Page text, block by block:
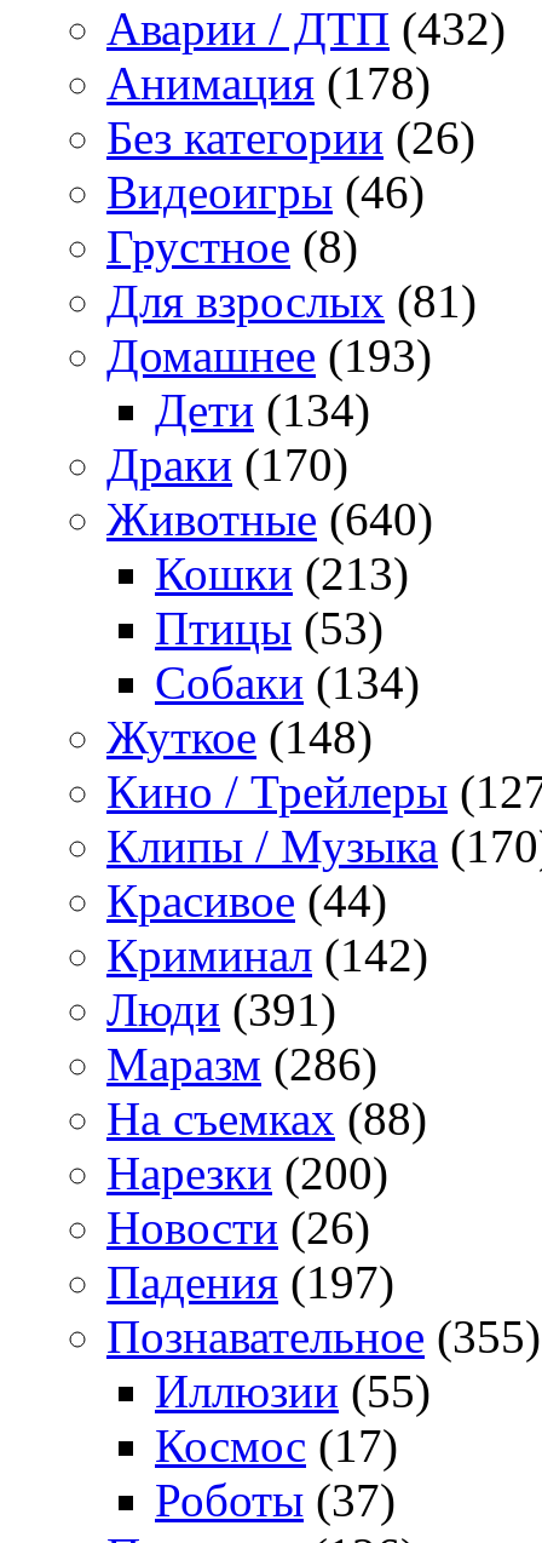
Аварии / ДТП (432)
Анимация (178)
Без категории (26)
Видеоигры (46)
Грустное (8)
Для взрослых (81)
Домашнее (193)
Дети (134)
Драки (170)
Животные (640)
Кошки (213)
Птицы (53)
Собаки (134)
Жуткое (148)
Кино / Трейлеры
Клипы / Музыка
Красивое (44)
Криминал (142)
Люди (391)
Маразм (286)
На съемках (88)
Нарезки (200)
Новости (26)
Падения (197)
Познавательное (355)
Иллюзии (55)
Космос (17)
Роботы (37)